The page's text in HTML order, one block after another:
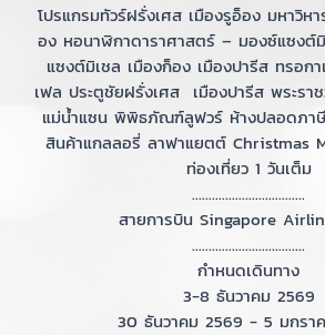
โปรแกรมทัวร์ฝรั่งเศส เมืองรูอ็อง มหาวิห
อง หอนาฬิกาดาราศาสตร์ – มองซ์แซงต์
แซงต์มิเชล เมืองก็อง เมืองปารีส ทรอกา
เฟล ประตูชัยฝรั่งเศส เมืองปารีส พระรา
แม่น้ำแซน พิพิธภัณฑ์ลูฟวร์ ห้างปลอดภา
สินค้าแกลลอรี่ ลาฟาแยตต์ Christmas
ท่องเที่ยว 1 วันเต็ม
..................................
สายการบิน Singapore
..................................
กำหนดเดินทาง
3-8 ธันวาคม 2569
30 ธันวาคม 2569 - 5 มกรา